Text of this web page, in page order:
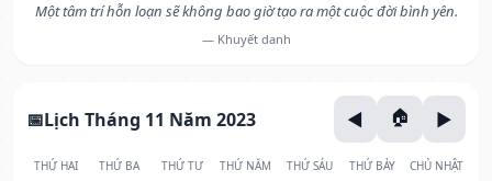
Một tâm trí hỗn loạn sẽ không bao giờ tạo ra một cuộc đời bình yên.
— Khuyết danh
Lịch Tháng 11 Năm 2023
THỨ HAI THỨ BA THỨ TƯ THỨ NĂM THỨ SÁU THỨ BẢY CHỦ NHẬT